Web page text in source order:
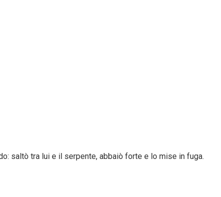
saltò tra lui e il serpente, abbaiò forte e lo mise in fuga.